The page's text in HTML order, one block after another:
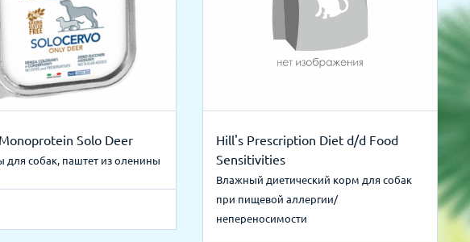
Solo Deer
для собак, паштет из оленины
Hill's Prescription Diet d/d Food
Sensitivities
Влажный диетический корм для собак
при пищевой аллергии/
непереносимости